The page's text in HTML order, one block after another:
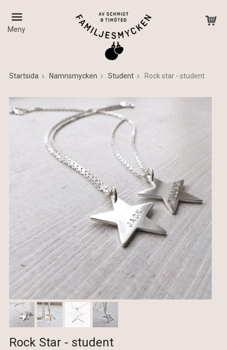
Meny
Startsida Namnsmycken Student Rock star - student
Rock Star - student